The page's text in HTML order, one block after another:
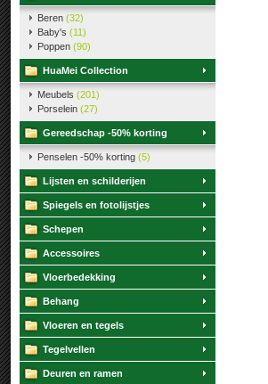
Beren (32)
Baby's (11)
Poppen (90)
HuaMei Collection
Meubels (201)
Porselein (27)
Gereedschap -50% korting
Penselen -50% korting (5)
Lijsten en schilderijen
Spiegels en fotolijstjes
Schepen
Accessoires
Vloerbedekking
Behang
Vloeren en tegels
Tegelvellen
Deuren en ramen